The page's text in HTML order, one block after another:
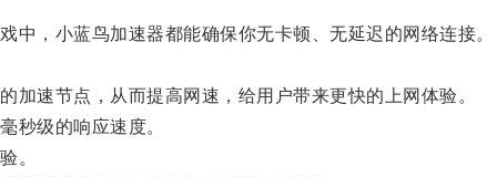
，小蓝鸟加速器都能确保你无卡顿、无延迟的网络连接。
速节点，从而提高网速，给用户带来更快的上网体验。
级的响应速度。
。